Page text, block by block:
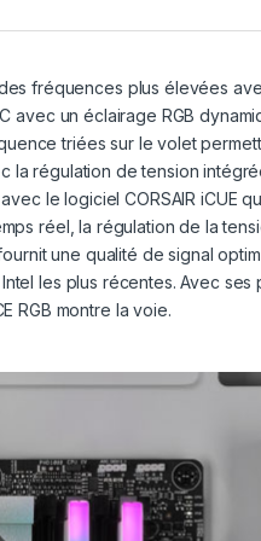
fréquences plus élevées
avec un éclairage RGB
triées sur le volet
la régulation de tension
le logiciel CORSAIR iCUE
réel, la régulation de la
une qualité de signal
les plus récentes. Avec ses
RGB montre la voie.